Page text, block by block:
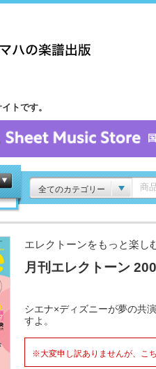
トです。
全てのカテゴリー
エレクトーンをもっと楽し
月刊エレクトーン
シエナ×ディズニーが夢の共
すよ。
※大変申し訳ありませんが、こ